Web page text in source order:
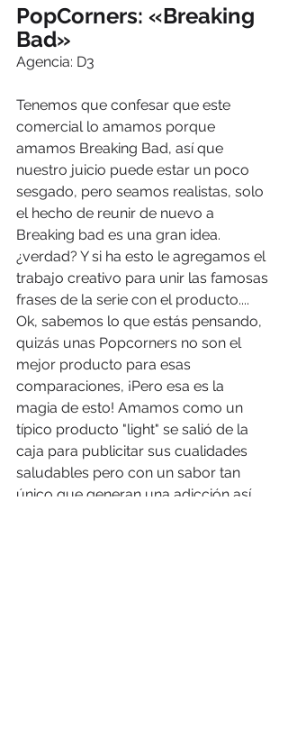
PopCorners: «Breaking
Bad»
Agencia: D3
Tenemos que confesar que este
comercial lo amamos porque
amamos Breaking Bad, así que
nuestro juicio puede estar un poco
sesgado, pero seamos realistas, solo
el hecho de reunir de nuevo a
Breaking bad es una gran idea.
¿verdad? Y si ha esto le agregamos el
trabajo creativo para unir las famosas
frases de la serie con el producto....
Ok, sabemos lo que estás pensando,
quizás unas Popcorners no son el
mejor producto para esas
comparaciones, ¡Pero esa es la
magia de esto! Amamos como un
típico producto "light" se salió de la
caja para publicitar sus cualidades
saludables pero con un sabor tan
único que generan una adicción así